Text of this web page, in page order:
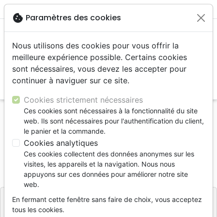
menu
Accueil Livres Edification Des racines et du zèle
Des racines et du zèle
Jamel Attar
Référence OUR2090 EAN 9782889130900
EditeurOurania
cookie Paramètres des cookies
Nous utilisons des cookies pour vous offrir la
meilleure expérience possible. Certains cookies
sont nécessaires, vous devez les accepter pour
continuer à naviguer sur ce site.
Cookies strictement nécessaires
Ces cookies sont nécessaires à la fonctionnalité du site
web. Ils sont nécessaires pour l'authentification du client,
le panier et la commande.
Cookies analytiques
Ces cookies collectent des données anonymes sur les
visites, les appareils et la navigation. Nous nous
appuyons sur ces données pour améliorer notre site
web.
En fermant cette fenêtre sans faire de choix, vous acceptez
tous les cookies.